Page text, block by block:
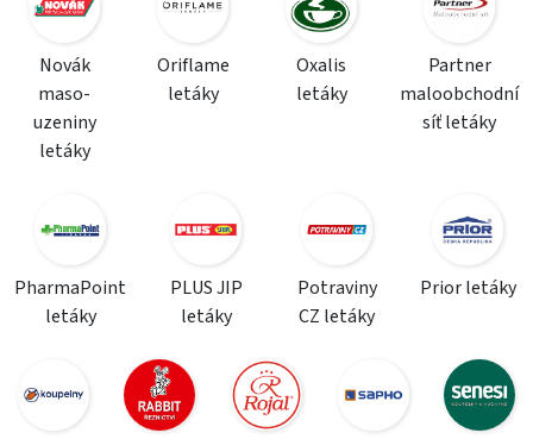
Novák
maso-
uzeniny
letáky
Oriflame
letáky
Oxalis
letáky
Partner
maloobchodní
síť letáky
PharmaPoint
letáky
PLUS JIP
letáky
Potraviny
CZ letáky
Prior letáky